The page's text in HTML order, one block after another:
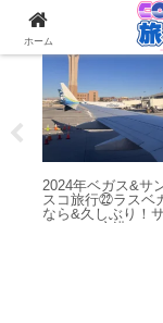
海外旅行
2024年ベガス&サ
スコ旅行㉒ラスベ
なら&久しぶり！
シスコ！空港ショ
ホーム